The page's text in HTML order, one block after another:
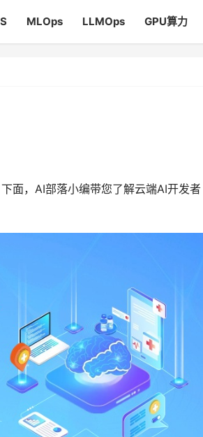
MLOps LLMOps GPU算力
面，AI部落小编带您了解云端AI开发者